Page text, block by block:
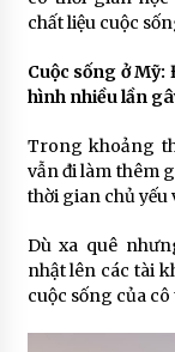
chất liệu cuộc
Cuộc sống ở
hình nhiều lần
Trong khoảng
vẫn đi làm thêm
thời gian chủ yếu
Dù xa quê
nhật lên các tài
cuộc sống của